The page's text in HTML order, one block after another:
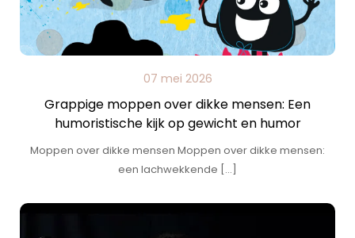
07 mei 2026
Grappige moppen over dikke mensen: Een
humoristische kijk op gewicht en humor
Moppen over dikke mensen Moppen over dikke mensen:
een lachwekkende […]